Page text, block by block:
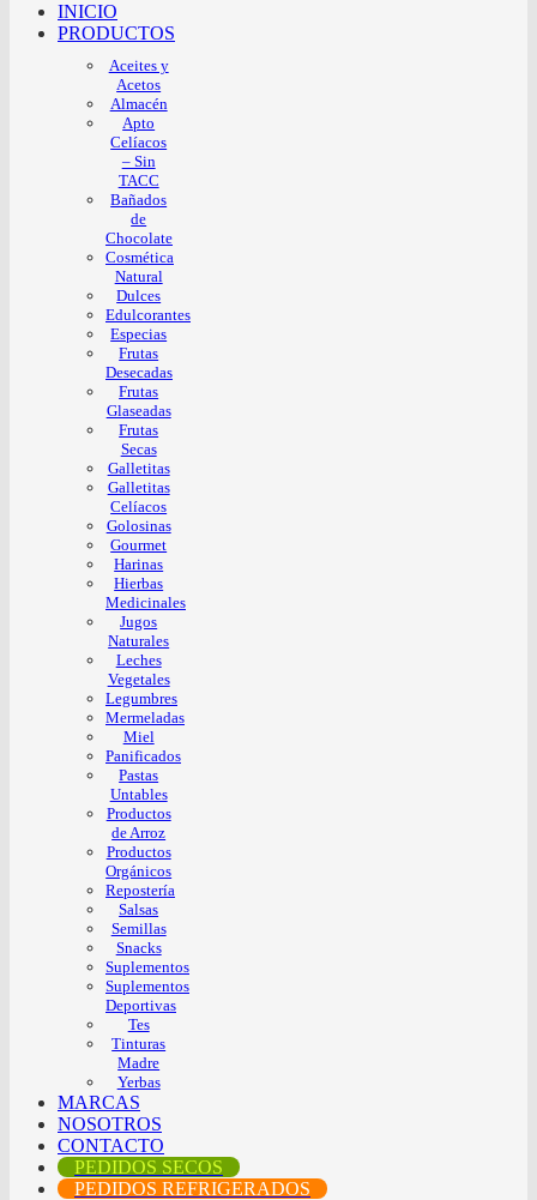
INICIO
PRODUCTOS
Aceites y
Acetos
Almacén
Apto
Celíacos
– Sin
TACC
Bañados
de
Chocolate
Cosmética
Natural
Dulces
Edulcorantes
Especias
Frutas
Desecadas
Frutas
Glaseadas
Frutas
Secas
Galletitas
Galletitas
Celíacos
Golosinas
Gourmet
Harinas
Hierbas
Medicinales
Jugos
Naturales
Leches
Vegetales
Legumbres
Mermeladas
Miel
Panificados
Pastas
Untables
Productos
de Arroz
Productos
Orgánicos
Repostería
Salsas
Semillas
Snacks
Suplementos
Suplementos
Deportivas
Tes
Tinturas
Madre
Yerbas
MARCAS
NOSOTROS
CONTACTO
PEDIDOS SECOS
PEDIDOS REFRIGERADOS